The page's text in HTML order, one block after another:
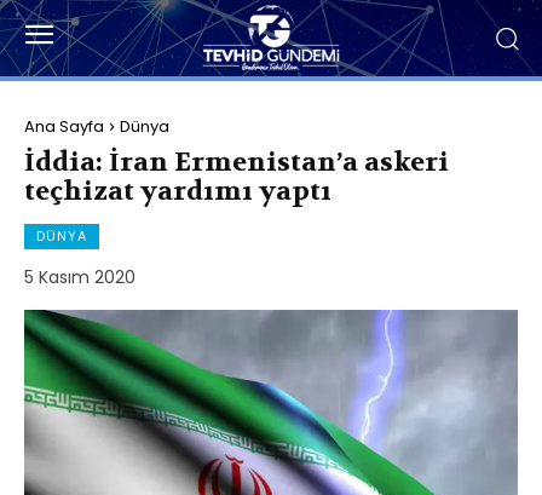
Ana Sayfa Dünya
İddia: İran Ermenistan’a askeri
teçhizat yardımı yaptı
DÜNYA
5 Kasım 2020